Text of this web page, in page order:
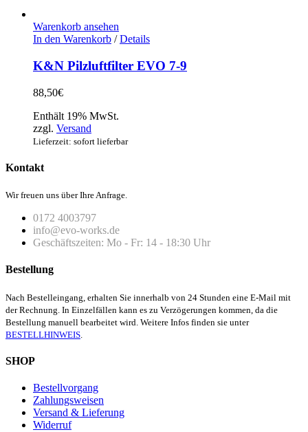
Warenkorb ansehen
In den Warenkorb / Details
K&N Pilzluftfilter EVO 7-9
88,50€
Enthält 19% MwSt.
zzgl. Versand
Lieferzeit: sofort lieferbar
Kontakt
Wir freuen uns über Ihre Anfrage.
0172 4003797
info@evo-works.de
Geschäftszeiten: Mo - Fr: 14 - 18:30 Uhr
Bestellung
Nach Bestelleingang, erhalten Sie innerhalb von 24 Stunden eine E-Mail mit
der Rechnung. In Einzelfällen kann es zu Verzögerungen kommen, da die
Bestellung manuell bearbeitet wird. Weitere Infos finden sie unter
BESTELLHINWEIS
SHOP
Bestellvorgang
Zahlungsweisen
Versand & Lieferung
Widerruf